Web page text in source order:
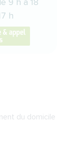
h
du domicile